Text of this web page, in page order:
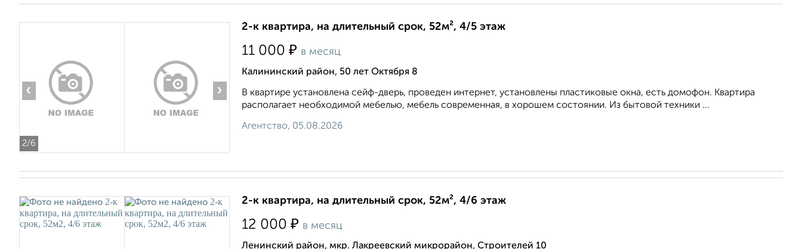
2/6
‹ ›
2-к квартира, на длительный срок, 52м², 4/5 этаж
11 000 ₽ в месяц
Калининский район, 50 лет Октября 8
В квартире установлена сейф-дверь, проведен интернет, установлены пластиковые окна, есть домофон. Квартира
располагает необходимой мебелью, мебель современная, в хорошем состоянии. Из бытовой техники ...
Агентство, 05.08.2026
2-к квартира, на длительный срок, 52м², 4/6 этаж
12 000 ₽ в месяц
Ленинский район, мкр. Лакреевский микрорайон, Строителей 10